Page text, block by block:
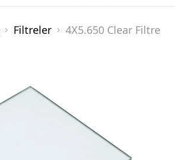
Filtreler 4X5.650 Clear Filtre